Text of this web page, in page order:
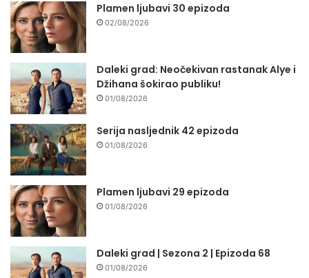
Plamen ljubavi 30 epizoda
02/08/2026
Daleki grad: Neočekivan rastanak Alye i
Džihana šokirao publiku!
01/08/2026
Serija nasljednik 42 epizoda
01/08/2026
Plamen ljubavi 29 epizoda
01/08/2026
Daleki grad | Sezona 2 | Epizoda 68
01/08/2026